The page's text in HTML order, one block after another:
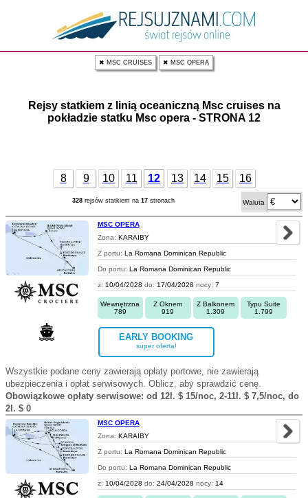
✖ MSC CRUISES ✖ MSC OPERA
Rejsy statkiem z linią oceaniczną Msc cruises na
pokładzie statku Msc opera - STRONA 12
8 9 10 11 12 13 14 15 16
328 rejsów statkiem na 17 stronach Waluta
MSC OPERA
Zona: KARAIBY
Z portu: La Romana Dominican Republic
Do portu: La Romana Dominican Republic
z: 10/04/2028 do: 17/04/2028 nocy: 7
Wewnętrzna
789
Z Oknem
919
Z Balkonem
1.309
Typu Suite
1.799
EARLY BOOKING
super oferta!
Wszystkie podane ceny zawierają opłaty portowe, nie zawierają
ubezpieczenia i opłat serwisowych. Oblicz, aby sprawdzić cenę.
Obowiązkowe opłaty serwisowe: od 12l. $ 15/noc, 2-11l. $ 7,5/noc, do
2l. $ 0
MSC OPERA
Zona: KARAIBY
Z portu: La Romana Dominican Republic
Do portu: La Romana Dominican Republic
z: 10/04/2028 do: 24/04/2028 nocy: 14